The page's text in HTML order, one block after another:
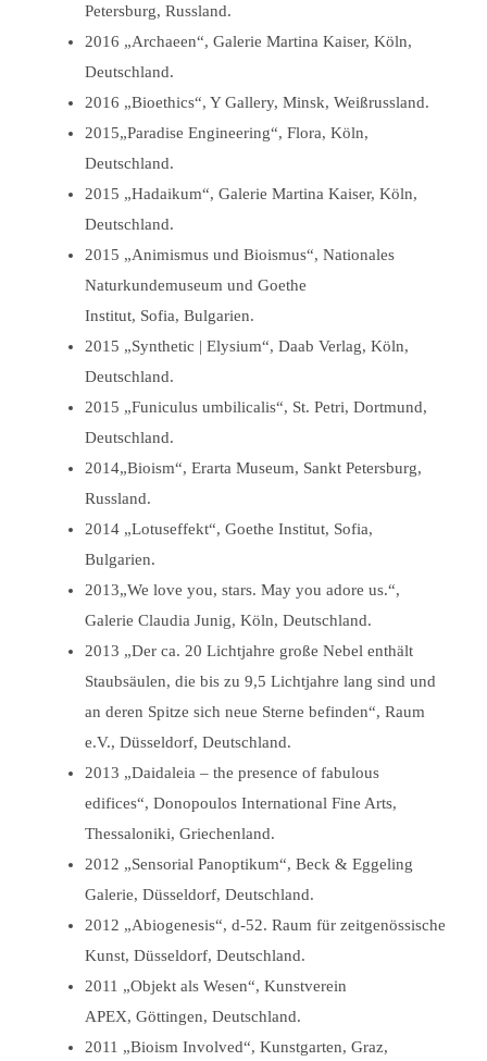
Petersburg, Russland.
2016 „Archaeen“, Galerie Martina Kaiser, Köln,
Deutschland.
2016 „Bioethics“, Y Gallery, Minsk, Weißrussland.
2015„Paradise Engineering“, Flora, Köln,
Deutschland.
2015 „Hadaikum“, Galerie Martina Kaiser, Köln,
Deutschland.
2015 „Animismus und Bioismus“, Nationales
Naturkundemuseum und Goethe
Institut, Sofia, Bulgarien.
2015 „Synthetic | Elysium“, Daab Verlag, Köln,
Deutschland.
2015 „Funiculus umbilicalis“, St. Petri, Dortmund,
Deutschland.
2014„Bioism“, Erarta Museum, Sankt Petersburg,
Russland.
2014 „Lotuseffekt“, Goethe Institut, Sofia,
Bulgarien.
2013„We love you, stars. May you adore us.“,
Galerie Claudia Junig, Köln, Deutschland.
2013 „Der ca. 20 Lichtjahre große Nebel enthält
Staubsäulen, die bis zu 9,5 Lichtjahre lang sind und
an deren Spitze sich neue Sterne befinden“, Raum
e.V., Düsseldorf, Deutschland.
2013 „Daidaleia – the presence of fabulous
edifices“, Donopoulos International Fine Arts,
Thessaloniki, Griechenland.
2012 „Sensorial Panoptikum“, Beck & Eggeling
Galerie, Düsseldorf, Deutschland.
2012 „Abiogenesis“, d-52. Raum für zeitgenössische
Kunst, Düsseldorf, Deutschland.
2011 „Objekt als Wesen“, Kunstverein
APEX, Göttingen, Deutschland.
2011 „Bioism Involved“, Kunstgarten, Graz,